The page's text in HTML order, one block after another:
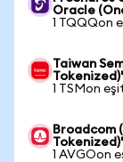
Oracle
1 TQQQon
Taiwan
1 TSMon
Broadcom
1 AVGOon